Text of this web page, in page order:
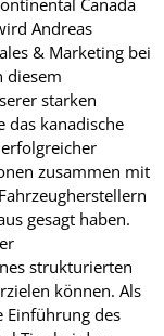
Andreas
& Marketing bei
diesem
starken
das kanadische
zusammen mit
gesagt haben.
strukturierten
können. Als
Einführung des